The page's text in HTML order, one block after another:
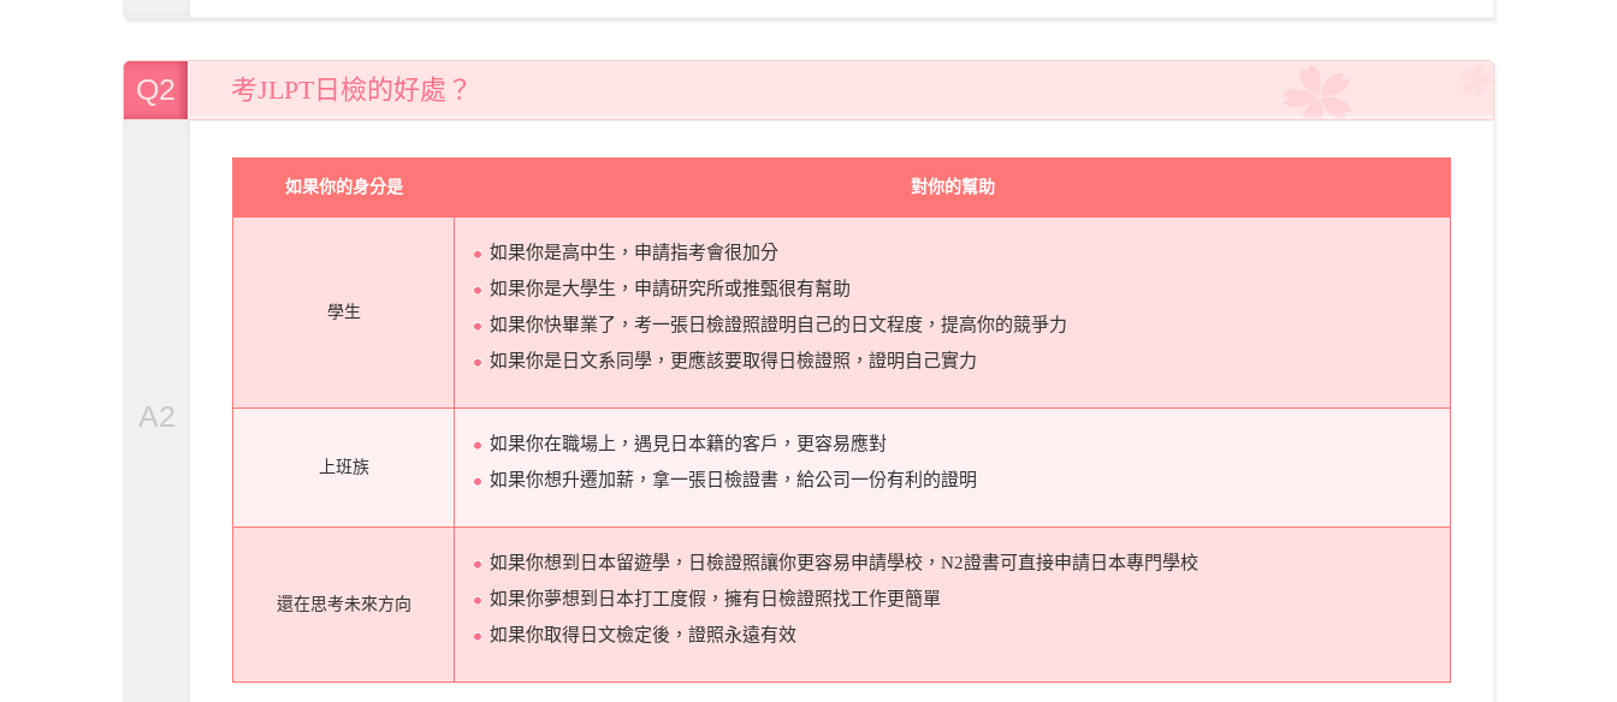
Q2 考JLPT日檢的好處？
A2
如果你的身分是 對你的幫助
學生
如果你是高中生，申請指考會很加分
如果你是大學生，申請研究所或推甄很有幫助
如果你快畢業了，考一張日檢證照證明自己的日文程度，提高你的競爭力
如果你是日文系同學，更應該要取得日檢證照，證明自己實力
上班族
如果你在職場上，遇見日本籍的客戶，更容易應對
如果你想升遷加薪，拿一張日檢證書，給公司一份有利的證明
還在思考未來方向
如果你想到日本留遊學，日檢證照讓你更容易申請學校，N2證書可直接申請日本專門學校
如果你夢想到日本打工度假，擁有日檢證照找工作更簡單
如果你取得日文檢定後，證照永遠有效